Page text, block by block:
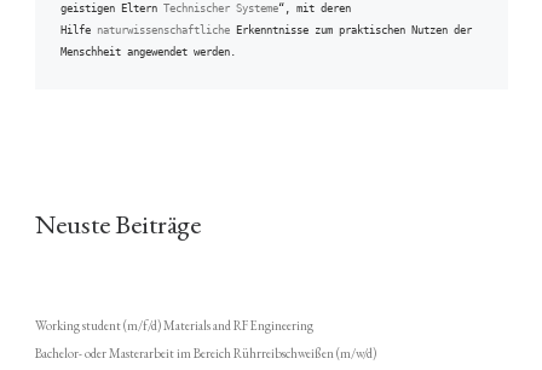
geistigen Eltern Technischer Systeme“, mit deren
Hilfe naturwissenschaftliche Erkenntnisse zum praktischen Nutzen der
Menschheit angewendet werden.
Neuste Beiträge
Working student (m/f/d) Materials and RF Engineering
Bachelor- oder Masterarbeit im Bereich Rührreibschweißen (m/w/d)